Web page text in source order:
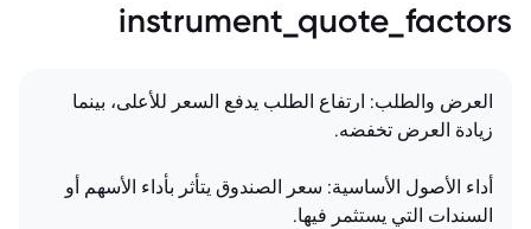
instrument_quote_factors
العرض والطلب: ارتفاع الطلب يدفع السعر للأعلى، بينما
زيادة العرض تخفضه.
أداء الأصول الأساسية: سعر الصندوق يتأثر بأداء الأسهم أو
السندات التي يستثمر فيها.